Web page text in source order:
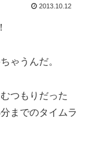
2013.10.12
ゃうんだ。
つもりだった
までのタイムラ